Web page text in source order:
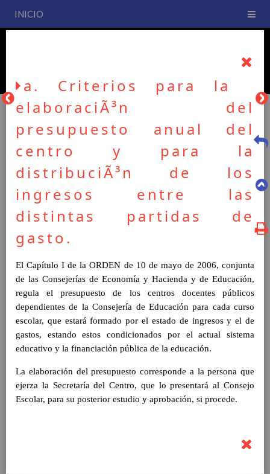
INICIO
PLAN DE CENTRO
La entrada en vigor del Real Decreto 126/2014, de 28 de
febrero, por el que se establece el currículo básico de la
Educación Primaria, se ha hecho necesario la revisión y
adecuación de nuestro Plan de Centro a esta normativa, el cual
usted podrá consultar desde este sitio web.
Contenido
IntroducciÃ³n
AnÃ¡lisis del Contexto
Proyecto Educativo
Marco Normativo
escolar
LÃ­neas generales de actuaciÃ³n pedagÃ³gica
CoordinaciÃ³n y concreciÃ³n de los contenidos
a. Criterios para la
elaboraciÃ³n del
presupuesto anual del
centro y para la
distribuciÃ³n de los
ingresos entre las
distintas partidas de
gasto.
El Capítulo I de la ORDEN de 10 de mayo de 2006, conjunta
de las Consejerías de Economía y Hacienda y de Educación,
regula el presupuesto de los centros docentes públicos
dependientes de la Consejería de Educación para cada curso
escolar, que estará formado por el estado de ingresos y el de
gastos, estando estos condicionados por el actual sistema
educativo y la financiación pública de la educación.
La elaboración del presupuesto corresponde a la persona que
ejerza la Secretaría del Centro, que lo presentará al Consejo
Escolar, para su posterior estudio y aprobación, si procede.